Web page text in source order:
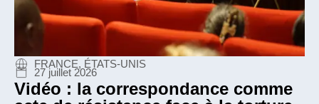
FRANCE, ÉTATS-UNIS
27 juillet 2026
Vidéo : la correspondance comme